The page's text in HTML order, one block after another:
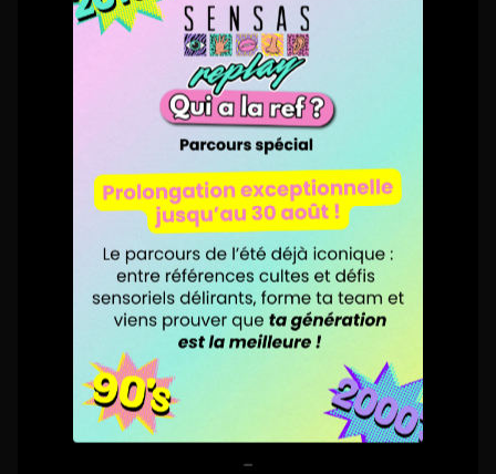
13:00 13:30
14:00 14:30
15:00 15:30
16:00 16:30
17:00 17:30